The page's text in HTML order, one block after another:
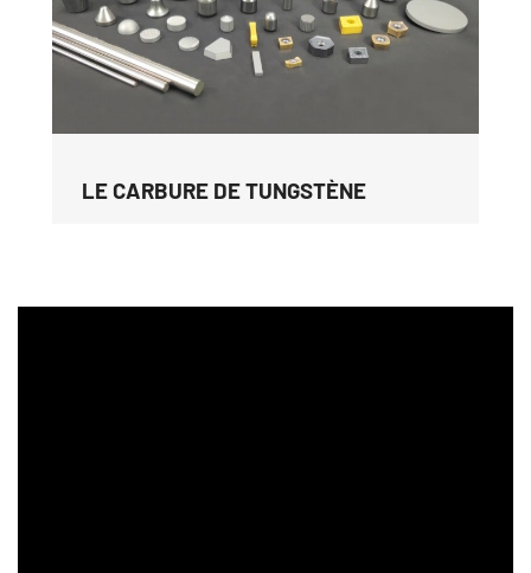
LE CARBURE DE TUNGSTÈNE